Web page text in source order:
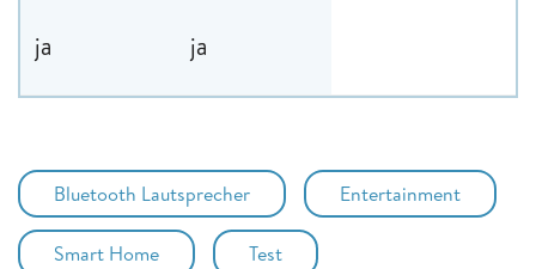
ja ja
Bluetooth Lautsprecher Entertainment
Smart Home Test